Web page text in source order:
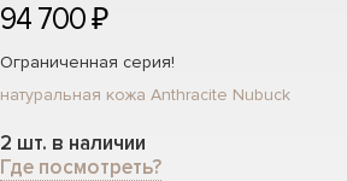
94 700 ₽
Ограниченная серия!
натуральная кожа Anthracite Nubuck
2 шт. в наличии
Где посмотреть?